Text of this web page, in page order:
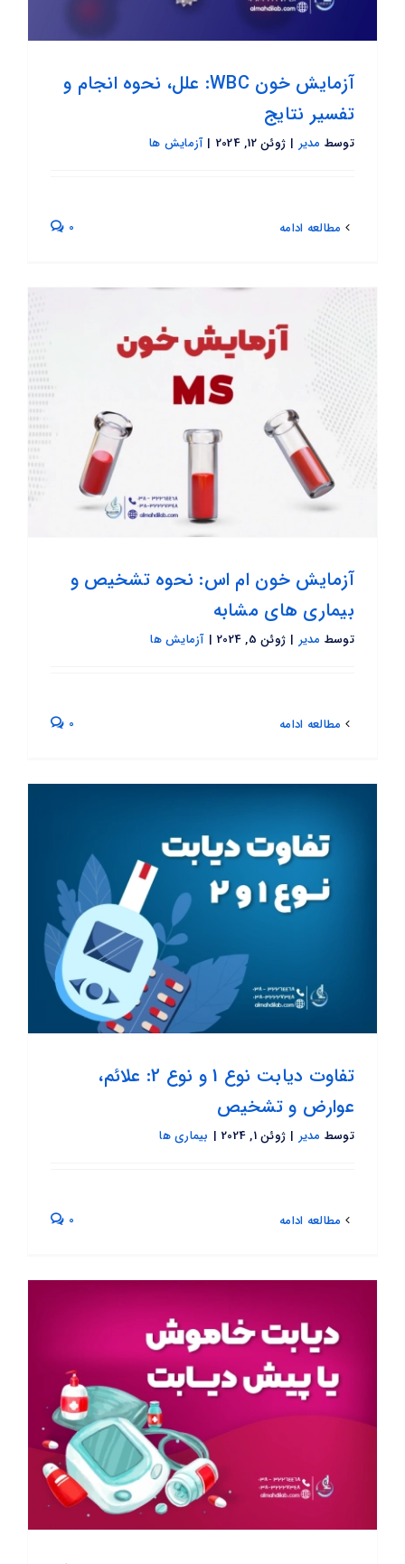
آزمایش خون WBC: علل، نحوه انجام و
تفسیر نتایج
توسط مدیر | ژوئن 12, 2024 | آزمایش ها
مطالعه ادامه 0
آزمایش خون ام اس: نحوه تشخیص و
بیماری های مشابه
توسط مدیر | ژوئن 5, 2024 | آزمایش ها
مطالعه ادامه 0
تفاوت دیابت نوع 1 و نوع 2: علائم،
عوارض و تشخیص
توسط مدیر | ژوئن 1, 2024 | بیماری ها
مطالعه ادامه 0